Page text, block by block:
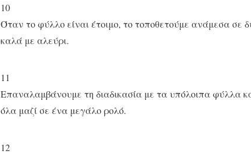
10
Όταν το φύλλο είναι έτοιμο, το τοποθετούμε ανάμεσα
καλά με αλεύρι.
11
Επαναλαμβάνουμε τη διαδικασία με τα υπόλοιπα φύλλα
όλα μαζί σε ένα μεγάλο ρολό.
12